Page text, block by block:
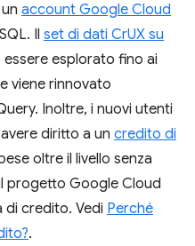
account Google Cloud
Il set di dati CrUX su
esplorato fino ai
viene rinnovato
Inoltre, i nuovi utenti
diritto a un credito di
oltre il livello senza
progetto Google Cloud
credito. Vedi Perché
.